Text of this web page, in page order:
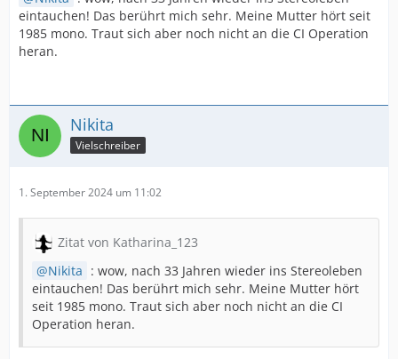
eintauchen! Das berührt mich sehr. Meine Mutter hört seit
1985 mono. Traut sich aber noch nicht an die CI Operation
heran.
Nikita
Vielschreiber
1. September 2024 um 11:02
Zitat von Katharina_123
Nikita : wow, nach 33 Jahren wieder ins Stereoleben
eintauchen! Das berührt mich sehr. Meine Mutter hört
seit 1985 mono. Traut sich aber noch nicht an die CI
Operation heran.